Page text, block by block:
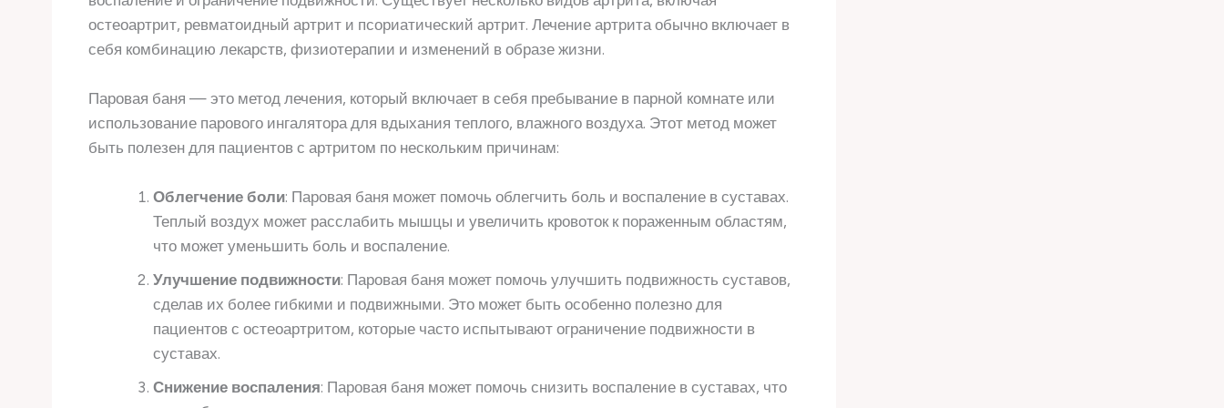
остеоартрит, ревматоидный артрит и псориатический артрит. Лечение артрита обычно включает в
себя комбинацию лекарств, физиотерапии и изменений в образе жизни.
Паровая баня — это метод лечения, который включает в себя пребывание в парной комнате или
использование парового ингалятора для вдыхания теплого, влажного воздуха. Этот метод может
быть полезен для пациентов с артритом по нескольким причинам:
Облегчение боли: Паровая баня может помочь облегчить боль и воспаление в суставах.
Теплый воздух может расслабить мышцы и увеличить кровоток к пораженным областям,
что может уменьшить боль и воспаление.
Улучшение подвижности: Паровая баня может помочь улучшить подвижность суставов,
сделав их более гибкими и подвижными. Это может быть особенно полезно для
пациентов с остеоартритом, которые часто испытывают ограничение подвижности в
суставах.
Снижение воспаления: Паровая баня может помочь снизить воспаление в суставах, что